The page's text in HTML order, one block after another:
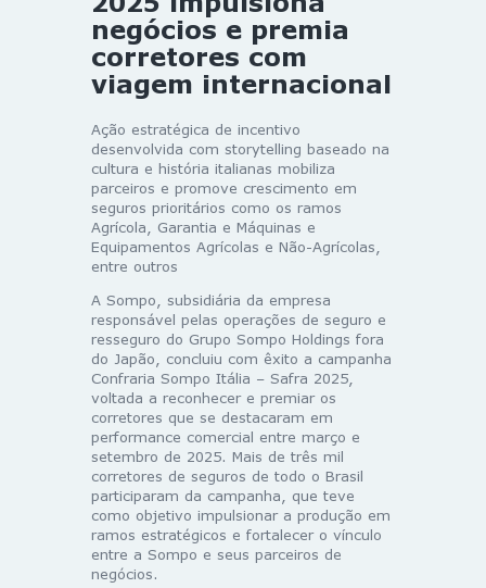
negócios e premia
corretores com
viagem internacional
Ação estratégica de incentivo
desenvolvida com storytelling baseado na
cultura e história italianas mobiliza
parceiros e promove crescimento em
seguros prioritários como os ramos
Agrícola, Garantia e Máquinas e
Equipamentos Agrícolas e Não-Agrícolas,
entre outros
A Sompo, subsidiária da empresa
responsável pelas operações de seguro e
resseguro do Grupo Sompo Holdings fora
do Japão, concluiu com êxito a campanha
Confraria Sompo Itália – Safra 2025,
voltada a reconhecer e premiar os
corretores que se destacaram em
performance comercial entre março e
setembro de 2025. Mais de três mil
corretores de seguros de todo o Brasil
participaram da campanha, que teve
como objetivo impulsionar a produção em
ramos estratégicos e fortalecer o vínculo
entre a Sompo e seus parceiros de
negócios.